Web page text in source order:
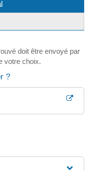
doit être envoyé par
votre choix.
?